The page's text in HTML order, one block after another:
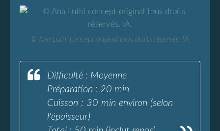
© Ana Luthi concept original tous droits réservés. IA.
Difficulté : Moyenne
Préparation : 20 min
Cuisson : 30 min environ (selon
l'épaisseur)